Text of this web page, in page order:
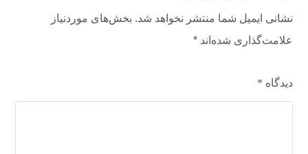
نشانی ایمیل شما منتشر نخواهد شد. بخش‌های موردنیاز
علامت‌گذاری شده‌اند*
دیدگاه *